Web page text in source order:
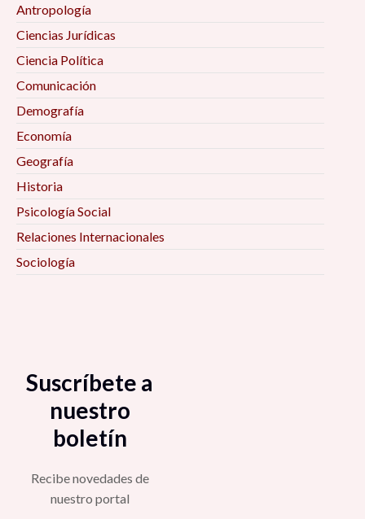
Antropología
Ciencias Jurídicas
Ciencia Política
Comunicación
Demografía
Economía
Geografía
Historia
Psicología Social
Relaciones Internacionales
Sociología
Suscríbete a
nuestro
boletín
Recibe novedades de
nuestro portal